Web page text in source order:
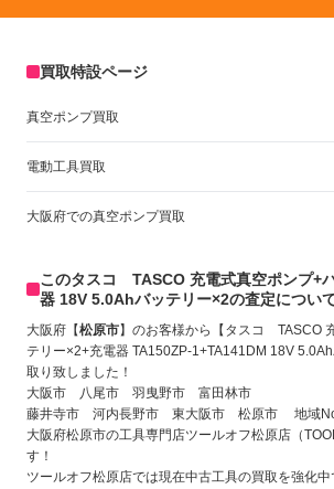
買取特設ページ
真空ポンプ買取
電動工具買取
大阪府での真空ポンプ買取
このタスコ TASCO 充電式真空ポンプ+
器 18V 5.0Ahバッテリー×2の査定につい
大阪府【松原市】のお客様から【タスコ TASCO
テリー×2+充電器 TA150ZP-1+TA141DM 18V
取り致しました！
大阪市 八尾市 羽曳野市 富田林市
藤井寺市 河内長野市 東大阪市 松原市 地域
大阪府松原市の工具専門店ツールオフ松原店（
す！
ツールオフ松原店では現在中古工具の買取を強化中